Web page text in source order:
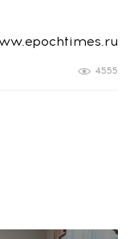
4555